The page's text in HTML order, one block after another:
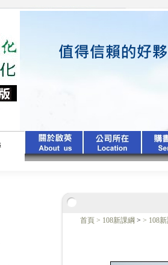
首頁 > 108新課綱 > > 108